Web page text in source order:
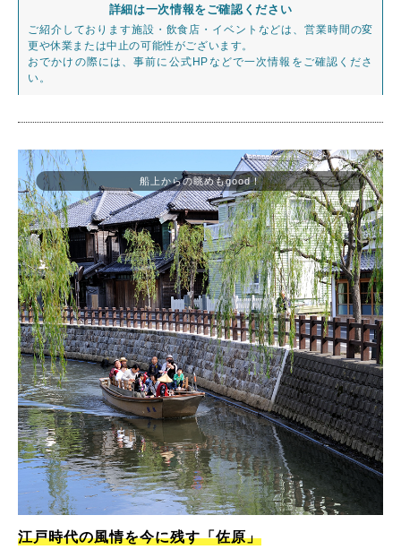
詳細は一次情報をご確認ください
ご紹介しております施設・飲食店・イベントなどは、営業時間の変
更や休業または中止の可能性がございます。
おでかけの際には、事前に公式HPなどで一次情報をご確認くださ
い。
船上からの眺めもgood！
江戸時代の風情を今に残す「佐原」